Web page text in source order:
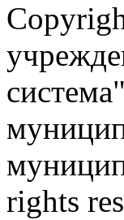
система"
rights